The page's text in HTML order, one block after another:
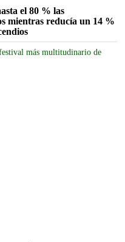
el 80 % las
mientras reducía un 14 %